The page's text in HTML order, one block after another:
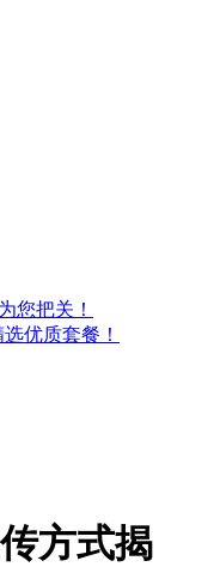
您把关！
优质套餐！
方式揭